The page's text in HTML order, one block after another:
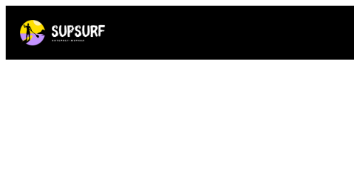
Перейти
содержимому